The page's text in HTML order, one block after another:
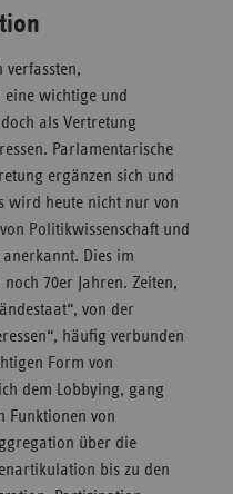
wichtige und
als Vertretung
Parlamentarische
ergänzen sich und
wird heute nicht nur von
Politikwissenschaft und
Dies im
70er Jahren. Zeiten,
von der
häufig verbunden
Form von
dem Lobbying, gang
Funktionen von
über die
bis zu den